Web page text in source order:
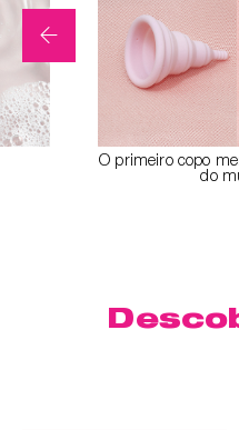
O primeiro copo
do